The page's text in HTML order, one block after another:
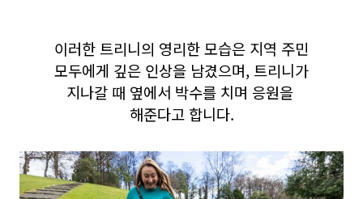
이러한 트리니의 영리한 모습은 지역 주민
모두에게 깊은 인상을 남겼으며, 트리니가
지나갈 때 옆에서 박수를 치며 응원을
해준다고 합니다.